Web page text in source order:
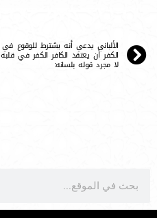
الألباني يدعي أنه يشترط للوقوع في
الكفر أن يعتقد الكافر الكفر في قلبه
لا مجرد قوله بلسانه: